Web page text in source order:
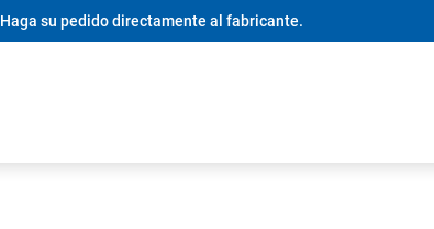
Haga su pedido directamente al fabricante.